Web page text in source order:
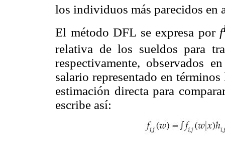
los individuos más parecidos en
El método DFL se expresa por f
relativa de los sueldos para
respectivamente, observados
salario representado en
estimación directa para
escribe así: